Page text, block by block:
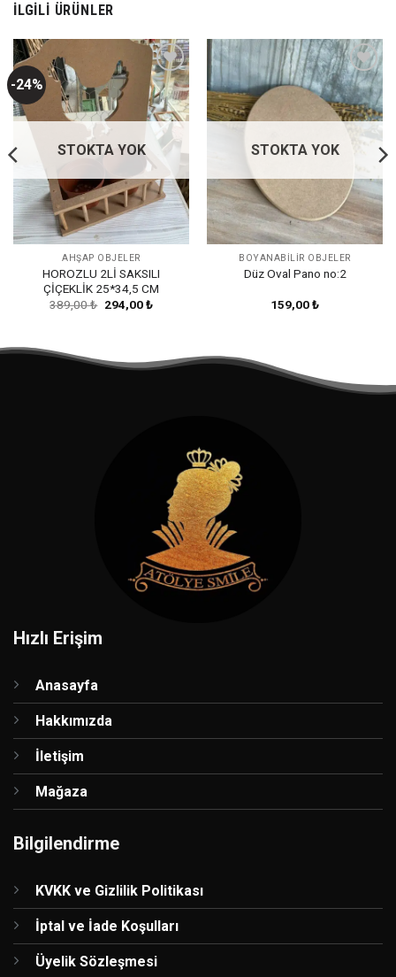
İLGILI ÜRÜNLER
-24%
Favorilerime
Ekle
STOKTA YOK
AHŞAP OBJELER
HOROZLU 2Lİ SAKSILI
ÇİÇEKLİK 25*34,5 CM
389,00₺ Orijinal
fiyat:
294,00₺Şu
Favorilerime
Ekle
STOKTA YOK
BOYANABILIR OBJELER
Düz Oval Pano no:2
159,00₺
Hızlı Erişim
Anasayfa
Hakkımızda
İletişim
Mağaza
Bilgilendirme
KVKK ve Gizlilik Politikası
İptal ve İade Koşulları
Üyelik Sözleşmesi